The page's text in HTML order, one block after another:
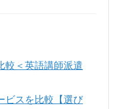
較＜英語講師派遣
ビスを比較【選び